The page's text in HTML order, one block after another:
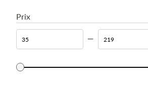
Prix